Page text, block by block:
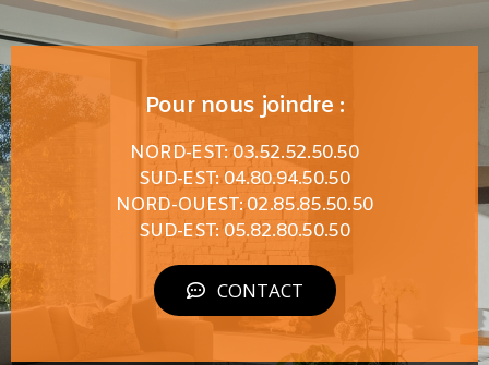
Pour nous joindre :
NORD-EST: 03.52.52.50.50
SUD-EST: 04.80.94.50.50
NORD-OUEST: 02.85.85.50.50
SUD-EST: 05.82.80.50.50
CONTACT